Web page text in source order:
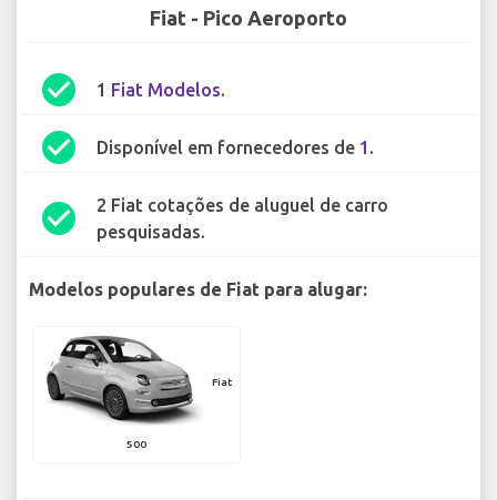
Fiat - Pico Aeroporto
check_circle 1 Fiat Modelos.
check_circle Disponível em fornecedores de 1 .
check_circle
2 Fiat cotações de aluguel de carro
pesquisadas.
Modelos populares de Fiat para alugar:
Fiat
500